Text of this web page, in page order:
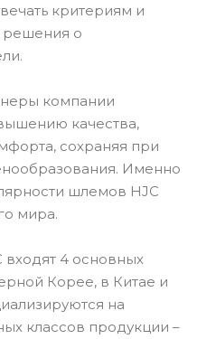
критериям и
решения о
компании
качества,
сохраняя при
Именно
шлемов HJC
мира.
входят 4 основных
Корее, в Китае и
на
классов продукции –